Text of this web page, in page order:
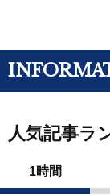
人気記事ラ
1時間